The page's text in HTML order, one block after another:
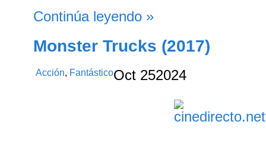
Continúa leyendo »
Monster Trucks (2017)
Acción, FantásticoOct 252024